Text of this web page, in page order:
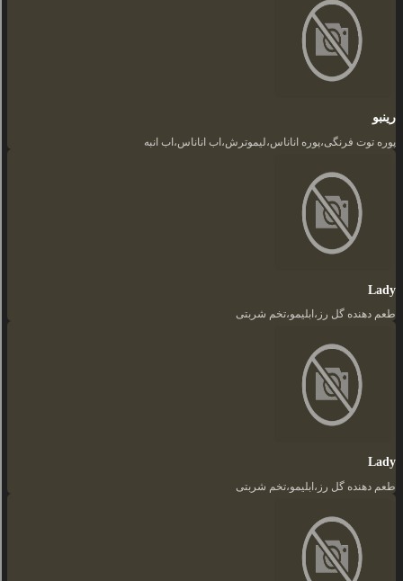
رینبو
پوره توت فرنگی،پوره اناناس،لیموترش،اب اناناس،اب انبه
Lady
طعم دهنده گل رز،ابلیمو،تخم شربتی
Lady
طعم دهنده گل رز،ابلیمو،تخم شربتی